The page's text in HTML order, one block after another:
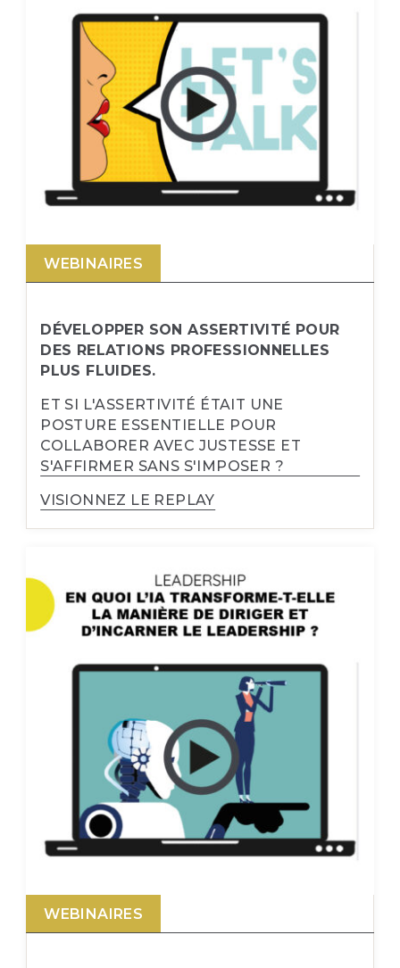
WEBINAIRES
DÉVELOPPER SON ASSERTIVITÉ POUR
DES RELATIONS PROFESSIONNELLES
PLUS FLUIDES.
ET SI L'ASSERTIVITÉ ÉTAIT UNE
POSTURE ESSENTIELLE POUR
COLLABORER AVEC JUSTESSE ET
S'AFFIRMER SANS S'IMPOSER ?
VISIONNEZ LE REPLAY
WEBINAIRES